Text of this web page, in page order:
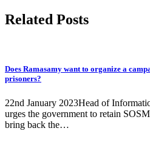
Related Posts
Does Ramasamy want to organize a
prisoners?
22nd January 2023Head of
urges the government to retain
bring back the…